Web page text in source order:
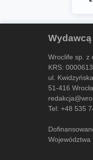
Wroclife sp. z
KRS:
ul.
51-416
Tel: +48 535
Województwa